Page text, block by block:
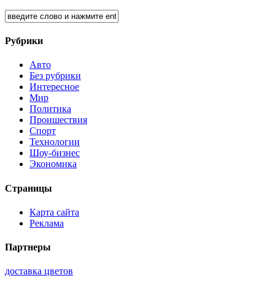
Рубрики
Авто
Без рубрики
Интересное
Мир
Политика
Проишествия
Спорт
Технологии
Шоу-бизнес
Экономика
Страницы
Карта сайта
Реклама
Партнеры
доставка цветов